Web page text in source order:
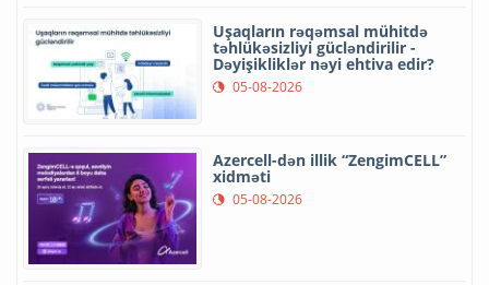
Uşaqların rəqəmsal mühitdə
təhlükəsizliyi gücləndirilir -
Dəyişikliklər nəyi ehtiva edir?
05-08-2026
Azercell-dən illik “ZengimCELL”
xidməti
05-08-2026